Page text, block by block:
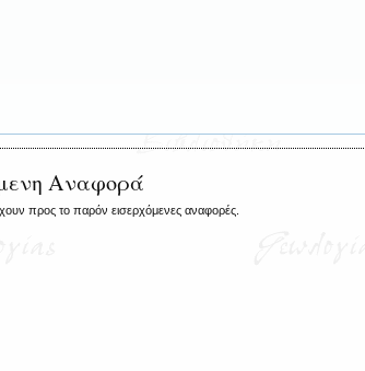
Αναφορά
προς το παρόν εισερχόμενες αναφορές.